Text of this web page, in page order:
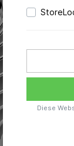
Diese